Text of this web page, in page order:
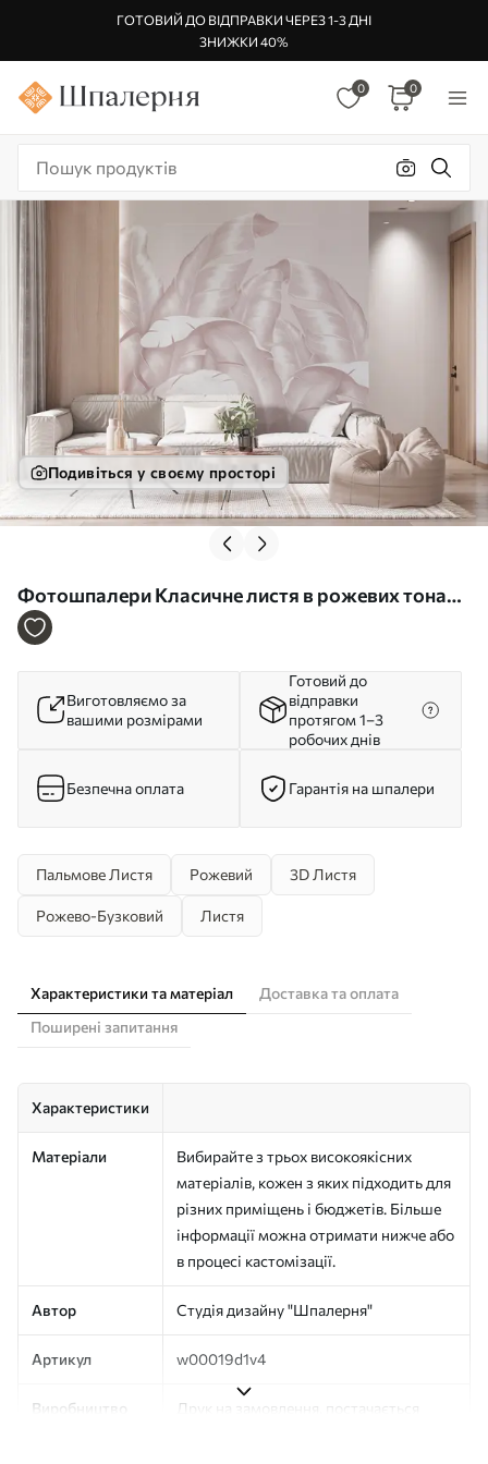
ГОТОВИЙ ДО ВІДПРАВКИ ЧЕРЕЗ 1-3 ДНІ
ЗНИЖКИ 40%
0 0
Подивіться у своєму просторі
Фотошпалери Класичне листя в рожевих тонах
квадратної форми в рожевих тонах w00019d1v4
Виготовляємо за
вашими розмірами
Готовий до
відправки
протягом 1–3
робочих днів
Безпечна оплата Гарантія на шпалери
Пальмове Листя Рожевий 3D Листя
Рожево-Бузковий Листя
Характеристики та матеріал
Доставка та оплата
Поширені запитання
Характеристики
Матеріали
Вибирайте з трьох високоякісних
матеріалів, кожен з яких підходить для
різних приміщень і бюджетів. Більше
інформації можна отримати нижче або
в процесі кастомізації.
Автор Студія дизайну "Шпалерня"
Артикул w00019d1v4
Виробництво
Друк на замовлення, постачається